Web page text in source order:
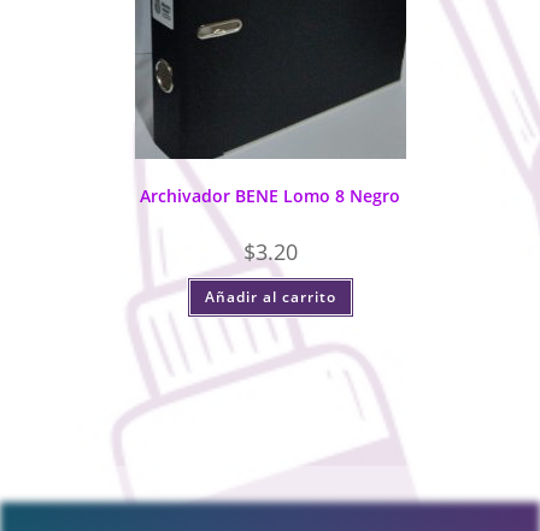
Archivador BENE Lomo 8 Negro
$3.20
Añadir al carrito